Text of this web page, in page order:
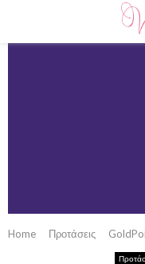
PRIMARY
Home Προτάσεις